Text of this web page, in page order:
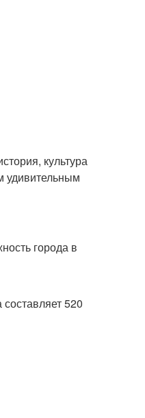
культура
удивительным
города в
520